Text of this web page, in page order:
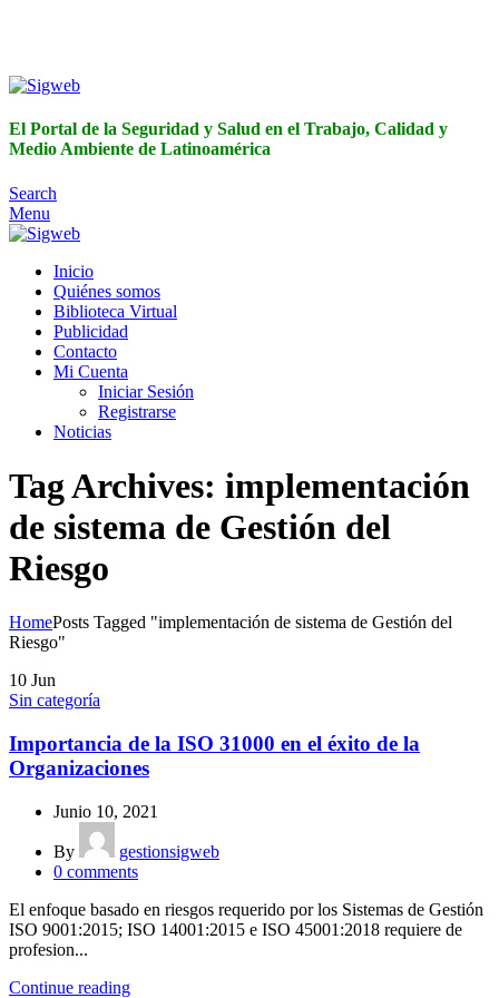
El Portal de la Seguridad y Salud en el Trabajo, Calidad y
Medio Ambiente de Latinoamérica
Search
Menu
Inicio
Quiénes somos
Biblioteca Virtual
Publicidad
Contacto
Mi Cuenta
Iniciar Sesión
Registrarse
Noticias
Tag Archives: implementación
de sistema de Gestión del
Riesgo
HomePosts Tagged "implementación de sistema de Gestión del
Riesgo"
10 Jun
Sin categoría
Importancia de la ISO 31000 en el éxito de la
Organizaciones
Junio 10, 2021
By
gestionsigweb
0 comments
El enfoque basado en riesgos requerido por los Sistemas de Gestión
ISO 9001:2015; ISO 14001:2015 e ISO 45001:2018 requiere de
profesion...
Continue reading